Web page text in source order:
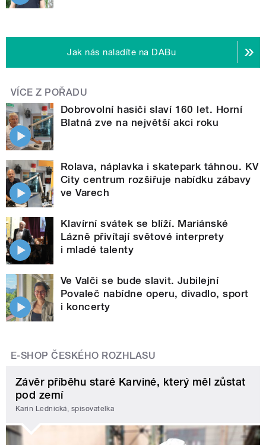
Jak nás naladíte na DABu
VÍCE Z POŘADU
Dobrovolní hasiči slaví 160 let. Horní
Blatná zve na největší akci roku
Rolava, náplavka i skatepark táhnou. KV
City centrum rozšiřuje nabídku zábavy
ve Varech
Klavírní svátek se blíží. Mariánské
Lázně přivítají světové interprety
i mladé talenty
Ve Valči se bude slavit. Jubilejní
Povaleč nabídne operu, divadlo, sport
i koncerty
E-SHOP ČESKÉHO ROZHLASU
Závěr příběhu staré Karviné, který měl zůstat
pod zemí
Karin Lednická, spisovatelka